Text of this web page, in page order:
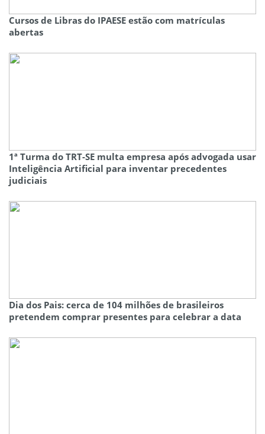
Cursos de Libras do IPAESE estão com matrículas
abertas
1ª Turma do TRT-SE multa empresa após advogada usar
Inteligência Artificial para inventar precedentes
judiciais
Dia dos Pais: cerca de 104 milhões de brasileiros
pretendem comprar presentes para celebrar a data